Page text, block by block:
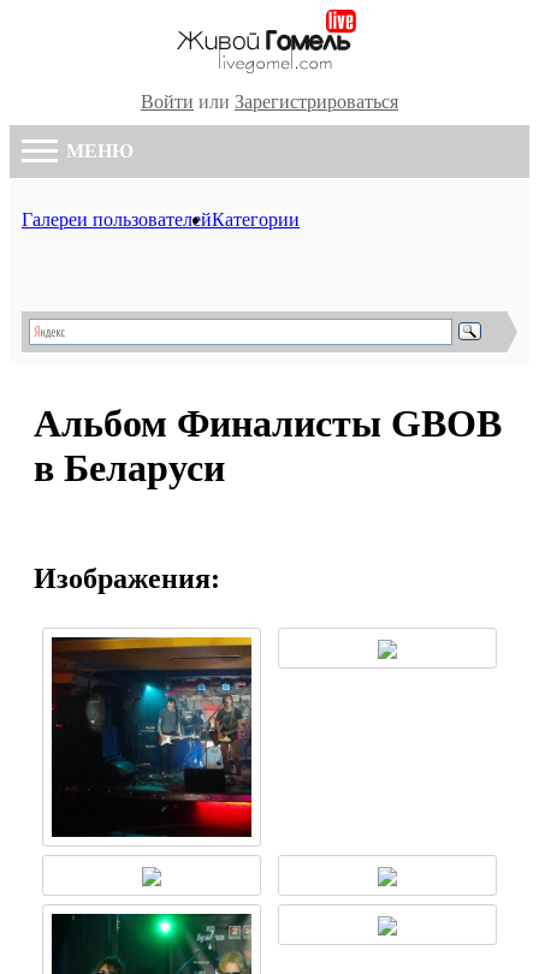
Войти или Зарегистрироваться
МЕНЮ
Галереи пользователейКатегории
Альбом Финалисты GBOB
в Беларуси
Изображения: